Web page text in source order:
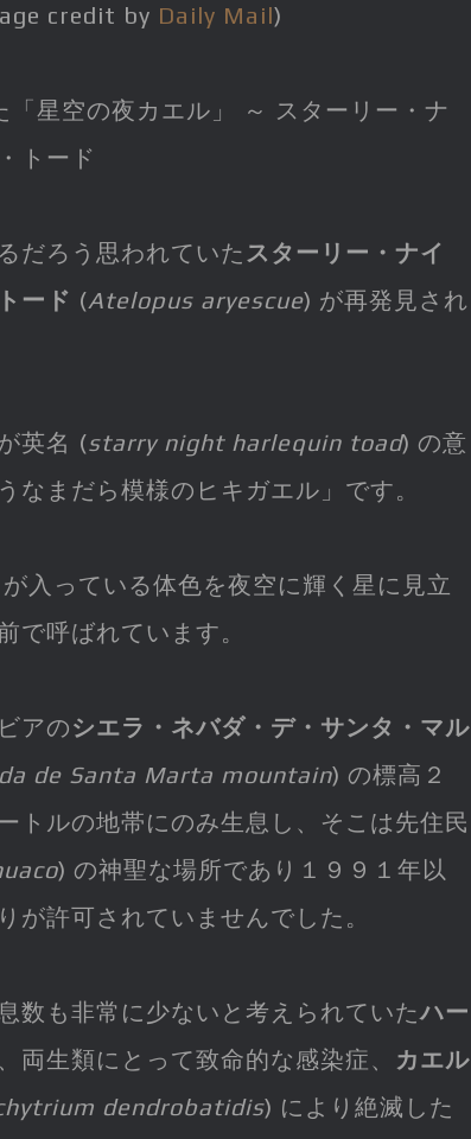
credit by Daily Mail)
「星空の夜カエル」 ～ スターリー・ナ
トード
だろう思われていた スターリー・ナイ
ード (Atelopus aryescue) が再発見され
英名 (starry night harlequin toad) の意
なまだら模様のヒキガエル」です。
入っている体色を夜空に輝く星に見立
で呼ばれています。
アのシエラ・ネバダ・デ・サンタ・マル
de Santa Marta mountain) の標高２
トルの地帯にのみ生息し、そこは先住民
) の神聖な場所であり１９９１年以
が許可されていませんでした。
数も非常に少ないと考えられていたハー
両生類にとって致命的な感染症、 カエル
dendrobatidis) により絶滅した